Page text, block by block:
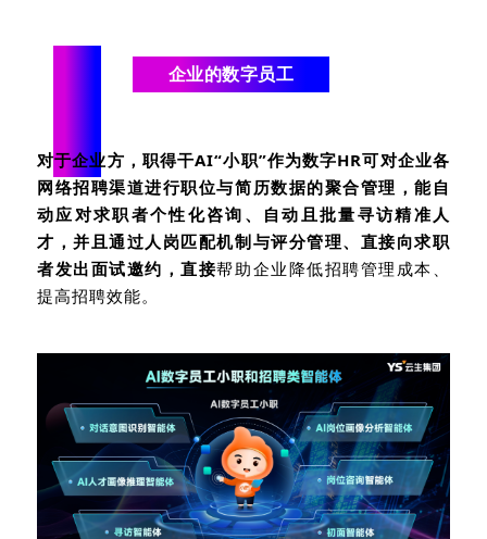
“ 企业的数字员工
对于企业方，职得干AI“小职”作为数字HR可对企业各
网络招聘渠道进行职位与简历数据的聚合管理，能自
动应对求职者个性化咨询、自动且批量寻访精准人
才，并且通过人岗匹配机制与评分管理、直接向求职
者发出面试邀约，直接帮助企业降低招聘管理成本、
提高招聘效能。